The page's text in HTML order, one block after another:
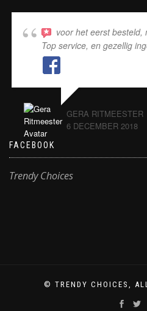
voor het eerst
Top service, en gezellig
GERA RITMEESTER
6 DECEMBER 2018
FACEBOOK
Trendy Choices
© TRENDY CHOICES,